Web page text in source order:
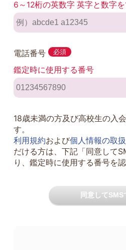
6～12桁の英数字 英字と数字
電話番号 必須
鑑定時に使用する番号
18歳未満の方及び高校生の入
す。
利用規約および個人情報の取
だける方は、下記「同意して
り、鑑定時に使用する番号を
同意してSMS